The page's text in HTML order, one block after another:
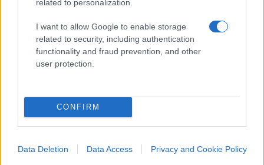
related to personalization.
I want to allow Google to enable storage
related to security, including authentication
functionality and fraud prevention, and other
user protection.
CONFIRM
Data Deletion Data Access Privacy and Cookie Policy
informazioni raccolte sono destinate ad essere
una risorsa per l’elaborazione di decisioni
politiche ed amministrative. “L’impegno dell’
si legge nella nota – è e rimarrà sempre quello di
garantire la tutela dei diritti dei cittadini e la
rispetto delle competenze e dei ruoli istituzionali”.